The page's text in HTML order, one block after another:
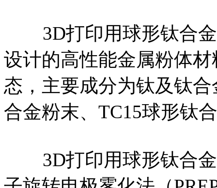
3D打印用球形钛合金
设计的高性能金属粉体
态，主要成分为钛及钛
合金粉末、TC15球形钛
3D打印用球形钛合金